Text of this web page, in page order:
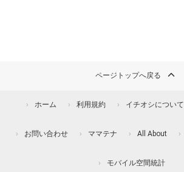
ページトップへ戻る
ホーム 利用規約 イチオシについて
お問い合わせ ママテナ All About
モバイル空間統計